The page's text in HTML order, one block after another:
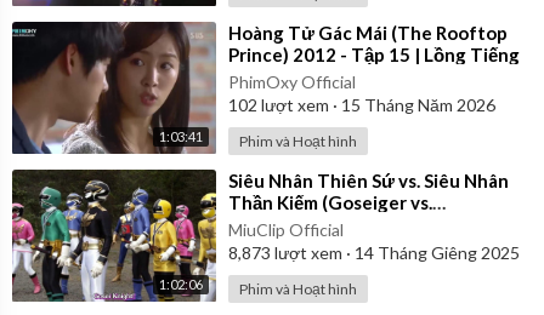
1:03:41
⁣Hoàng Tử Gác Mái (The Rooftop
Prince) 2012 - Tập 15 | Lồng Tiếng
PhimOxy Official
102 lượt xem · 15 Tháng Năm 2026
Phim và Hoạt hình
1:02:06
⁣Siêu Nhân Thiên Sứ vs. Siêu Nhân
Thần Kiếm (Goseiger vs.
Shinkenger) | Vietsub
MiuClip Official
8,873 lượt xem · 14 Tháng Giêng 2025
Phim và Hoạt hình